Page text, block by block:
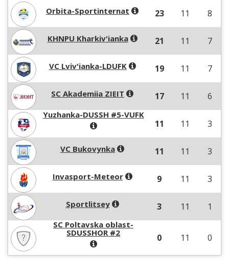
Orbita-Sportinternat 23 11 8
KHNPU Kharkiv'ianka 21 11 7
VC Lviv'ianka-LDUFK 19 11 7
SC Akademiia ZIEIT 17 11 6
Yuzhanka-DUSSH #5-VUFK
11 11 3
VС Bukovynka 11 11 3
Invasport-Meteor 9 11 3
Sportlitsey 3 11 1
SC Poltavska oblast-
SDUSSHOR #2
0 11 0